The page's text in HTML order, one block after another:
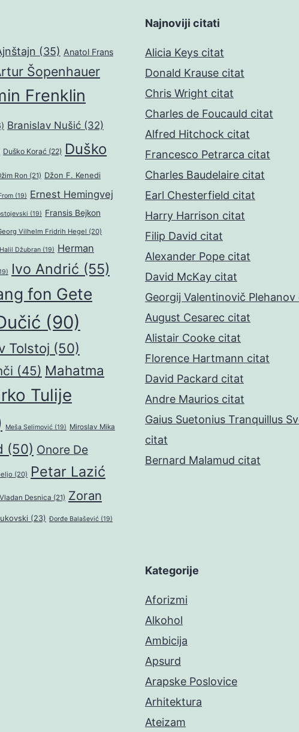
(35) Anatol Frans
Šopenhauer
Frenklin
Branislav Nušić (32)
Duško Korać (22) Duško
Ron (21) Džon F. Kenedi
(19) Ernest Hemingvej
(19) Fransis Bejkon
Vilhelm Fridrih Hegel (20)
Halil Džubran (19) Herman
Ivo Andrić (55)
fon Gete
(90)
Tolstoj (50)
(45) Mahatma
Tulije
Meša Selimović (19) Miroslav Mika
(50) Onore De
(20) Petar Lazić
Vladan Desnica (21) Zoran
(23) Đorđe Balašević (19)
Najnoviji citati
Alicia Keys citat
Donald Krause citat
Chris Wright citat
Charles de Foucauld citat
Alfred Hitchock citat
Francesco Petrarca citat
Charles Baudelaire citat
Earl Chesterfield citat
Harry Harrison citat
Filip David citat
Alexander Pope citat
David McKay citat
Georgij Valentinovič
August Cesarec citat
Alistair Cooke citat
Florence Hartmann citat
David Packard citat
Andre Maurios citat
Gaius Suetonius Tranquillus
citat
Bernard Malamud citat
Kategorije
Aforizmi
Alkohol
Ambicija
Apsurd
Arapske Poslovice
Arhitektura
Ateizam